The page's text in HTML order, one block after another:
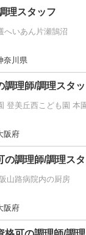
理スタッフ
へいあん片瀬鵠沼
奈川県
調理師/調理スタ
登美丘西こども園 本
阪府
の調理師/調理ス
山路病院内の厨房
阪府